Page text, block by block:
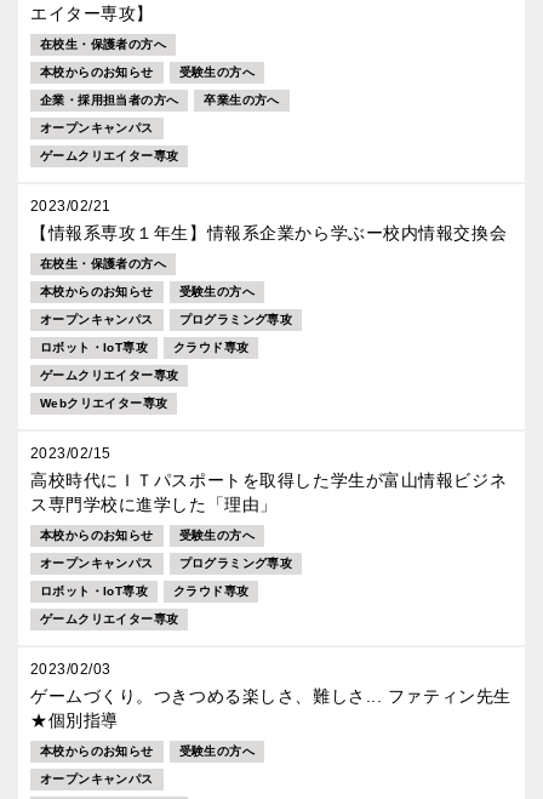
エイター専攻】
在校生・保護者の方へ
本校からのお知らせ 受験生の方へ
企業・採用担当者の方へ 卒業生の方へ
オープンキャンパス
ゲームクリエイター専攻
2023/02/21
【情報系専攻１年生】情報系企業から学ぶー校内情報交換会
在校生・保護者の方へ
本校からのお知らせ 受験生の方へ
オープンキャンパス プログラミング専攻
ロボット・IoT専攻 クラウド専攻
ゲームクリエイター専攻
Webクリエイター専攻
2023/02/15
高校時代にＩＴパスポートを取得した学生が富山情報ビジネ
ス専門学校に進学した「理由」
本校からのお知らせ 受験生の方へ
オープンキャンパス プログラミング専攻
ロボット・IoT専攻 クラウド専攻
ゲームクリエイター専攻
2023/02/03
ゲームづくり。つきつめる楽しさ、難しさ... ファティン先生
★個別指導
本校からのお知らせ 受験生の方へ
オープンキャンパス